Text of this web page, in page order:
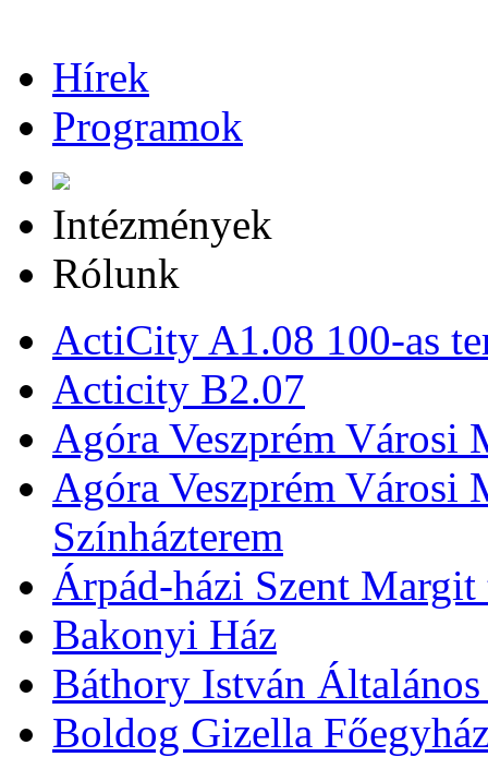
Hírek
Programok
Intézmények
Rólunk
ActiCity A1.08 100-as
Acticity B2.07
Agóra Veszprém Városi
Agóra Veszprém Városi
Színházterem
Árpád-házi Szent
Bakonyi Ház
Báthory István
Boldog Gizella